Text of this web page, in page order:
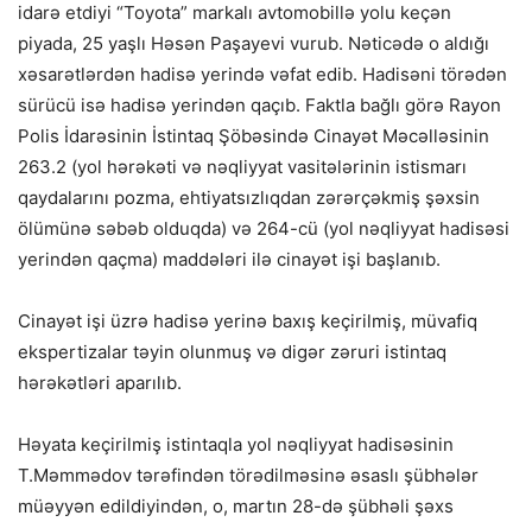
idarə etdiyi “Toyota” markalı avtomobillə yolu keçən
piyada, 25 yaşlı Həsən Paşayevi vurub. Nəticədə o aldığı
xəsarətlərdən hadisə yerində vəfat edib. Hadisəni törədən
sürücü isə hadisə yerindən qaçıb. Faktla bağlı görə Rayon
Polis İdarəsinin İstintaq Şöbəsində Cinayət Məcəlləsinin
263.2 (yol hərəkəti və nəqliyyat vasitələrinin istismarı
qaydalarını pozma, ehtiyatsızlıqdan zərərçəkmiş şəxsin
ölümünə səbəb olduqda) və 264-cü (yol nəqliyyat hadisəsi
yerindən qaçma) maddələri ilə cinayət işi başlanıb.
Cinayət işi üzrə hadisə yerinə baxış keçirilmiş, müvafiq
ekspertizalar təyin olunmuş və digər zəruri istintaq
hərəkətləri aparılıb.
Həyata keçirilmiş istintaqla yol nəqliyyat hadisəsinin
T.Məmmədov tərəfindən törədilməsinə əsaslı şübhələr
müəyyən edildiyindən, o, martın 28-də şübhəli şəxs